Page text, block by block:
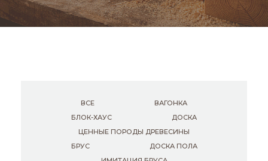
ВСЕ
ВАГОНКА
БЛОК-ХАУС
ДОСКА
ЦЕННЫЕ ПОРОДЫ ДРЕВЕСИНЫ
БРУС
ДОСКА ПОЛА